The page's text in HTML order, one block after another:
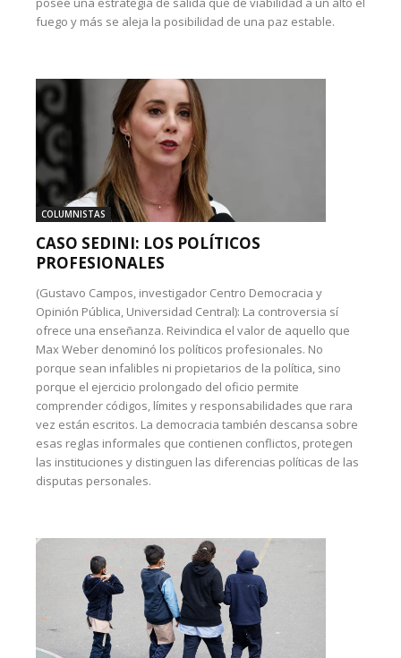
fuego y más se aleja la posibilidad de una paz estable.
COLUMNISTAS
CASO SEDINI: LOS POLÍTICOS
PROFESIONALES
(Gustavo Campos, investigador Centro Democracia y
Opinión Pública, Universidad Central): La controversia sí
ofrece una enseñanza. Reivindica el valor de aquello que
Max Weber denominó los políticos profesionales. No
porque sean infalibles ni propietarios de la política, sino
porque el ejercicio prolongado del oficio permite
comprender códigos, límites y responsabilidades que rara
vez están escritos. La democracia también descansa sobre
esas reglas informales que contienen conflictos, protegen
las instituciones y distinguen las diferencias políticas de las
disputas personales.